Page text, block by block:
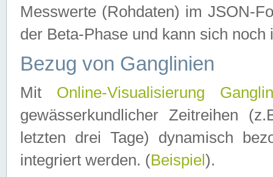
Messwerte (Rohdaten) im JSON-
der Beta-Phase und kann sich noch
Bezug von Ganglinien
Mit Online-Visualisierung
gewässerkundlicher Zeitreihen
letzten drei Tage) dynamisch
integriert werden. (Beispiel ).